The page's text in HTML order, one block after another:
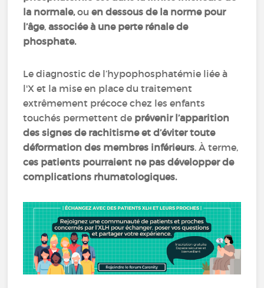
la normale,ouen dessous de la norme pour
l’âge, associée à une perte rénale de
phosphate.
Le diagnostic de l’hypophosphatémie liée à
l'X et la mise en place du traitement
extrêmement précoce chez les enfants
touchés permettent de prévenir l’apparition
des signes de rachitisme et d’éviter toute
déformation des membres inférieurs. À terme,
ces patients pourraient ne pas développer de
complications rhumatologiques.